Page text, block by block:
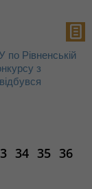
по Рівненській
з
34 35 36